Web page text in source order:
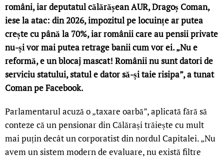
români, iar deputatul călărășean AUR, Dragoș Coman,
iese la atac: din 2026, impozitul pe locuințe ar putea
crește cu până la 70%, iar românii care au pensii private
nu-și vor mai putea retrage banii cum vor ei. „Nu e
reformă, e un blocaj mascat! Românii nu sunt datori de
serviciu statului, statul e dator să-și taie risipa”, a tunat
Coman pe Facebook.
Parlamentarul acuză o „taxare oarbă”, aplicată fără să
conteze că un pensionar din Călărași trăiește cu mult
mai puțin decât un corporatist din nordul Capitalei. „Nu
avem un sistem modern de evaluare, nu există filtre